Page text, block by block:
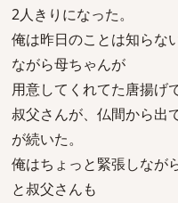
2人きりになった。
俺は昨日のことは知らな
ながら母ちゃんが
用意してくれてた唐揚げ
叔父さんが、仏間から出
が続いた。
俺はちょっと緊張しなが
と叔父さんも